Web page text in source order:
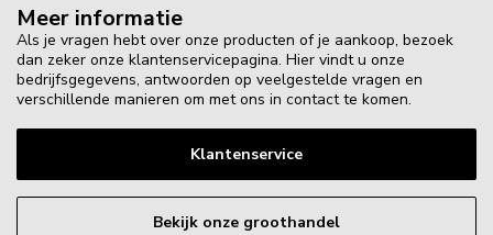
Meer informatie
Als je vragen hebt over onze producten of je aankoop, bezoek
dan zeker onze klantenservicepagina. Hier vindt u onze
bedrijfsgegevens, antwoorden op veelgestelde vragen en
verschillende manieren om met ons in contact te komen.
Klantenservice
Bekijk onze groothandel